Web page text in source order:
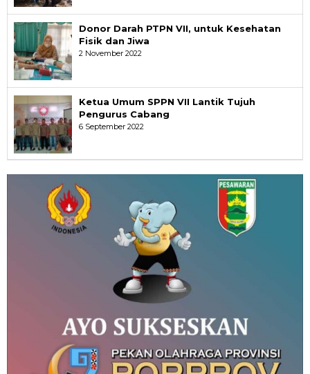
Donor Darah PTPN VII, untuk Kesehatan
Fisik dan Jiwa
2 November 2022
Ketua Umum SPPN VII Lantik Tujuh
Pengurus Cabang
6 September 2022